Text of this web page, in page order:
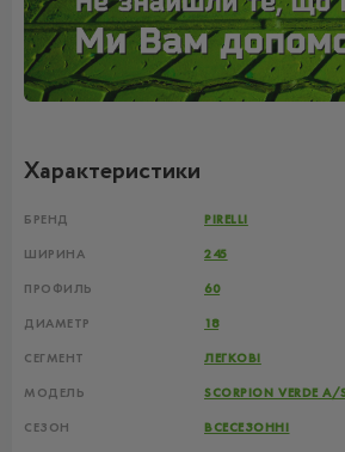
Характеристики
БРЕНД PIRELLI
ШИРИНА 245
ПРОФИЛЬ 60
ДИАМЕТР 18
СЕГМЕНТ ЛЕГКОВІ
МОДЕЛЬ SCORPION VERDE A/
СЕЗОН ВСЕСЕЗОННІ